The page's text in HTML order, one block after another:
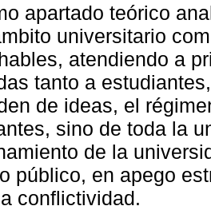
apartado teórico
universitario
atendiendo a
tanto a
de ideas, el
sino de toda la
de la
público, en apego
conflictividad.